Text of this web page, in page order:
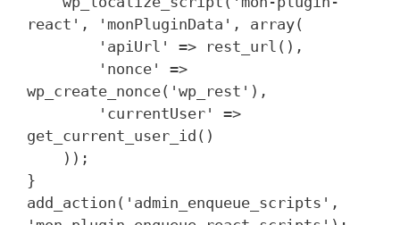
react', 'monPluginData', array(
wp_create_nonce('wp_rest'),
get_current_user_id()
}
add_action('admin_enqueue_scripts',